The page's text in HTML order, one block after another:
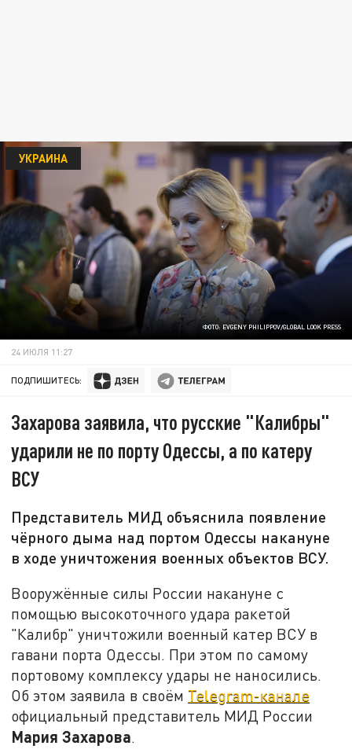
ФОТО: EVGENY PHILIPPOV/GLOBAL LOOK PRESS
УКРАИНА
24 ИЮЛЯ 11:27
ПОДПИШИТЕСЬ:
Захарова заявила, что русские "Калибры"
ударили не по порту Одессы, а по катеру
ВСУ
Представитель МИД объяснила появление
чёрного дыма над портом Одессы накануне
в ходе уничтожения военных объектов ВСУ.
Вооружённые силы России накануне с
помощью высокоточного удара ракетой
"Калибр" уничтожили военный катер ВСУ в
гавани порта Одессы. При этом по самому
портовому комплексу удары не наносились.
Об этом заявила в своём Telegram-канале
официальный представитель МИД России
Мария Захарова.